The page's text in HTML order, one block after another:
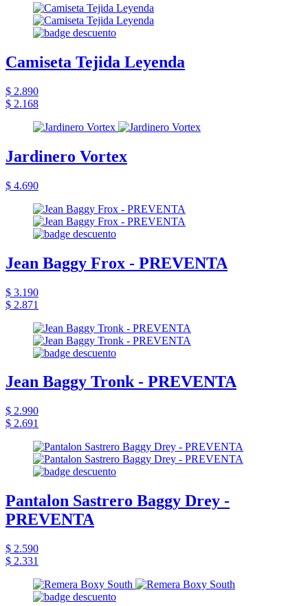
Camiseta Tejida Leyenda
$ 2.890
$ 2.168
Jardinero Vortex
$ 4.690
Jean Baggy Frox - PREVENTA
$ 3.190
$ 2.871
Jean Baggy Tronk - PREVENTA
$ 2.990
$ 2.691
Pantalon Sastrero Baggy Drey -
PREVENTA
$ 2.590
$ 2.331